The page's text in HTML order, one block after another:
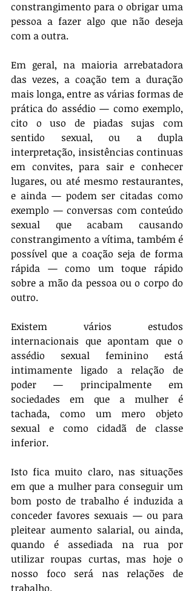
constrangimento para o obrigar uma
pessoa a fazer algo que não deseja
com a outra.
Em geral, na maioria arrebatadora
das vezes, a coação tem a duração
mais longa, entre as várias formas de
prática do assédio — como exemplo,
cito o uso de piadas sujas com
sentido sexual, ou a dupla
interpretação, insistências continuas
em convites, para sair e conhecer
lugares, ou até mesmo restaurantes,
e ainda — podem ser citadas como
exemplo — conversas com conteúdo
sexual que acabam causando
constrangimento a vítima, também é
possível que a coação seja de forma
rápida — como um toque rápido
sobre a mão da pessoa ou o corpo do
outro.
Existem vários estudos
internacionais que apontam que o
assédio sexual feminino está
intimamente ligado a relação de
poder — principalmente em
sociedades em que a mulher é
tachada, como um mero objeto
sexual e como cidadã de classe
inferior.
Isto fica muito claro, nas situações
em que a mulher para conseguir um
bom posto de trabalho é induzida a
conceder favores sexuais — ou para
pleitear aumento salarial, ou ainda,
quando é assediada na rua por
utilizar roupas curtas, mas hoje o
nosso foco será nas relações de
trabalho.